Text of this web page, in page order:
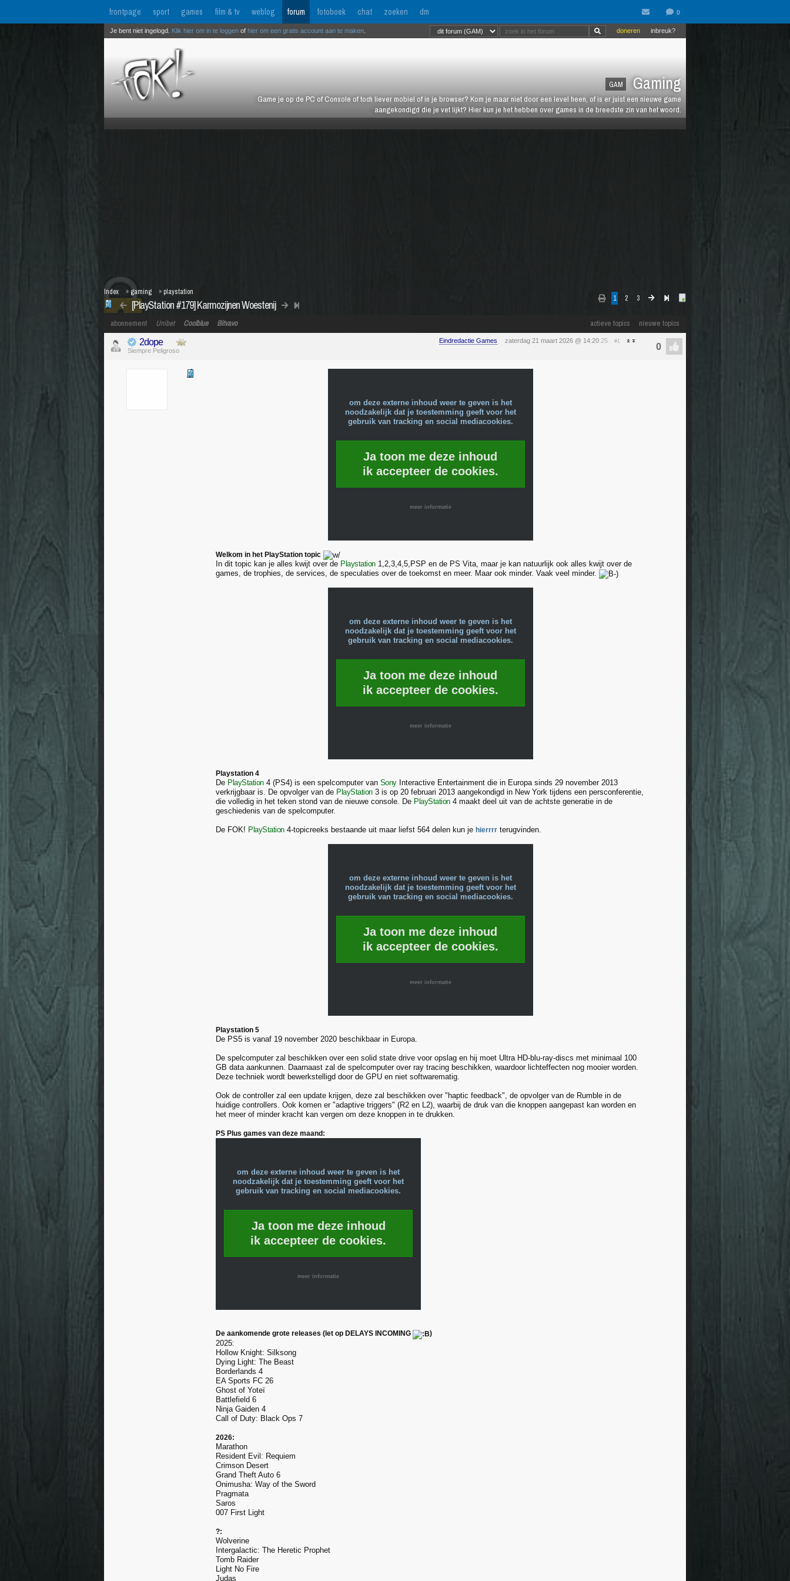
frontpage sport games film & tv weblog forum fotoboek chat zoeken dm
GAM Gaming
Game je op de PC of Console of toch liever mobiel of in je browser? Kom je maar niet door een level heen, of is er juist een nieuwe game
aangekondigd die je vet lijkt? Hier kun je het hebben over games in de breedste zin van het woord.
inbreuk?
doneren
Je bent niet ingelogd. Klik hier om in te loggen of hier om een gratis account aan te maken
1 2 3
[PlayStation #179] Karmozijnen Woestenij
Index » gaming » playstation
actieve topics nieuwe topics
abonnement Unibet Coolblue Bitvavo
Eindredactie Games zaterdag 21 maart 2026 @ 14:20:25 #1
2dope
Siempre Peligroso
om deze externe inhoud weer te geven is het
noodzakelijk dat je toestemming geeft voor het
gebruik van tracking en social mediacookies.
Ja toon me deze inhoud
ik accepteer de cookies.
meer informatie
Welkom in het PlayStation topic
In dit topic kan je alles kwijt over de Playstation1,2,3,4,5,PSP en de PS Vita, maar je kan natuurlijk ook alles kwijt over de
games, de trophies, de services, de speculaties over de toekomst en meer. Maar ook minder. Vaak veel minder.
om deze externe inhoud weer te geven is het
noodzakelijk dat je toestemming geeft voor het
gebruik van tracking en social mediacookies.
Ja toon me deze inhoud
ik accepteer de cookies.
meer informatie
Playstation 4
De PlayStation4 (PS4) is een spelcomputer van SonyInteractive Entertainment die in Europa sinds 29 november 2013
verkrijgbaar is. De opvolger van de PlayStation3 is op 20 februari 2013 aangekondigd in New York tijdens een persconferentie,
die volledig in het teken stond van de nieuwe console. De PlayStation4 maakt deel uit van de achtste generatie in de
geschiedenis van de spelcomputer.
De FOK! PlayStation4-topicreeks bestaande uit maar liefst 564 delen kun je hierrrrterugvinden.
om deze externe inhoud weer te geven is het
noodzakelijk dat je toestemming geeft voor het
gebruik van tracking en social mediacookies.
Ja toon me deze inhoud
ik accepteer de cookies.
meer informatie
Playstation 5
De PS5 is vanaf 19 november 2020 beschikbaar in Europa.
De spelcomputer zal beschikken over een solid state drive voor opslag en hij moet Ultra HD-blu-ray-discs met minimaal 100
GB data aankunnen. Daarnaast zal de spelcomputer over ray tracing beschikken, waardoor lichteffecten nog mooier worden.
Deze techniek wordt bewerkstelligd door de GPU en niet softwarematig.
Ook de controller zal een update krijgen, deze zal beschikken over "haptic feedback", de opvolger van de Rumble in de
huidige controllers. Ook komen er "adaptive triggers" (R2 en L2), waarbij de druk van die knoppen aangepast kan worden en
het meer of minder kracht kan vergen om deze knoppen in te drukken.
PS Plus games van deze maand:
om deze externe inhoud weer te geven is het
noodzakelijk dat je toestemming geeft voor het
gebruik van tracking en social mediacookies.
Ja toon me deze inhoud
ik accepteer de cookies.
meer informatie
De aankomende grote releases (let op DELAYS INCOMING )
2025:
Hollow Knight: Silksong
Dying Light: The Beast
Borderlands 4
EA Sports FC 26
Ghost of Yoteï
Battlefield 6
Ninja Gaiden 4
Call of Duty: Black Ops 7
2026:
Marathon
Resident Evil: Requiem
Crimson Desert
Grand Theft Auto 6
Onimusha: Way of the Sword
Pragmata
Saros
007 First Light
?:
Wolverine
Intergalactic: The Heretic Prophet
Tomb Raider
Light No Fire
Judas